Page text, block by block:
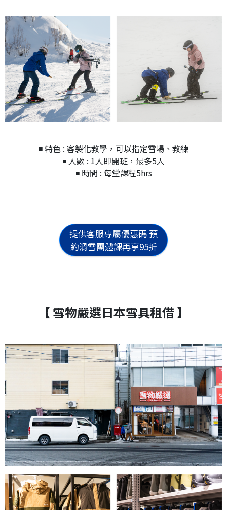
◾ 特色 : 客製化教學，可以指定雪場、教練
◾ 人數 : 1人即開班，最多5人
◾ 時間 : 每堂課程5hrs
提供客服專屬優惠碼 預
約滑雪團體課再享95折
【 雪物嚴選日本雪具租借 】